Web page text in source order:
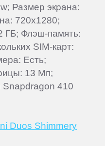
Размер экрана:
720x1280;
ГБ; Флэш-память:
SIM-карт:
Есть;
13 Мп;
410
Duos Shimmery